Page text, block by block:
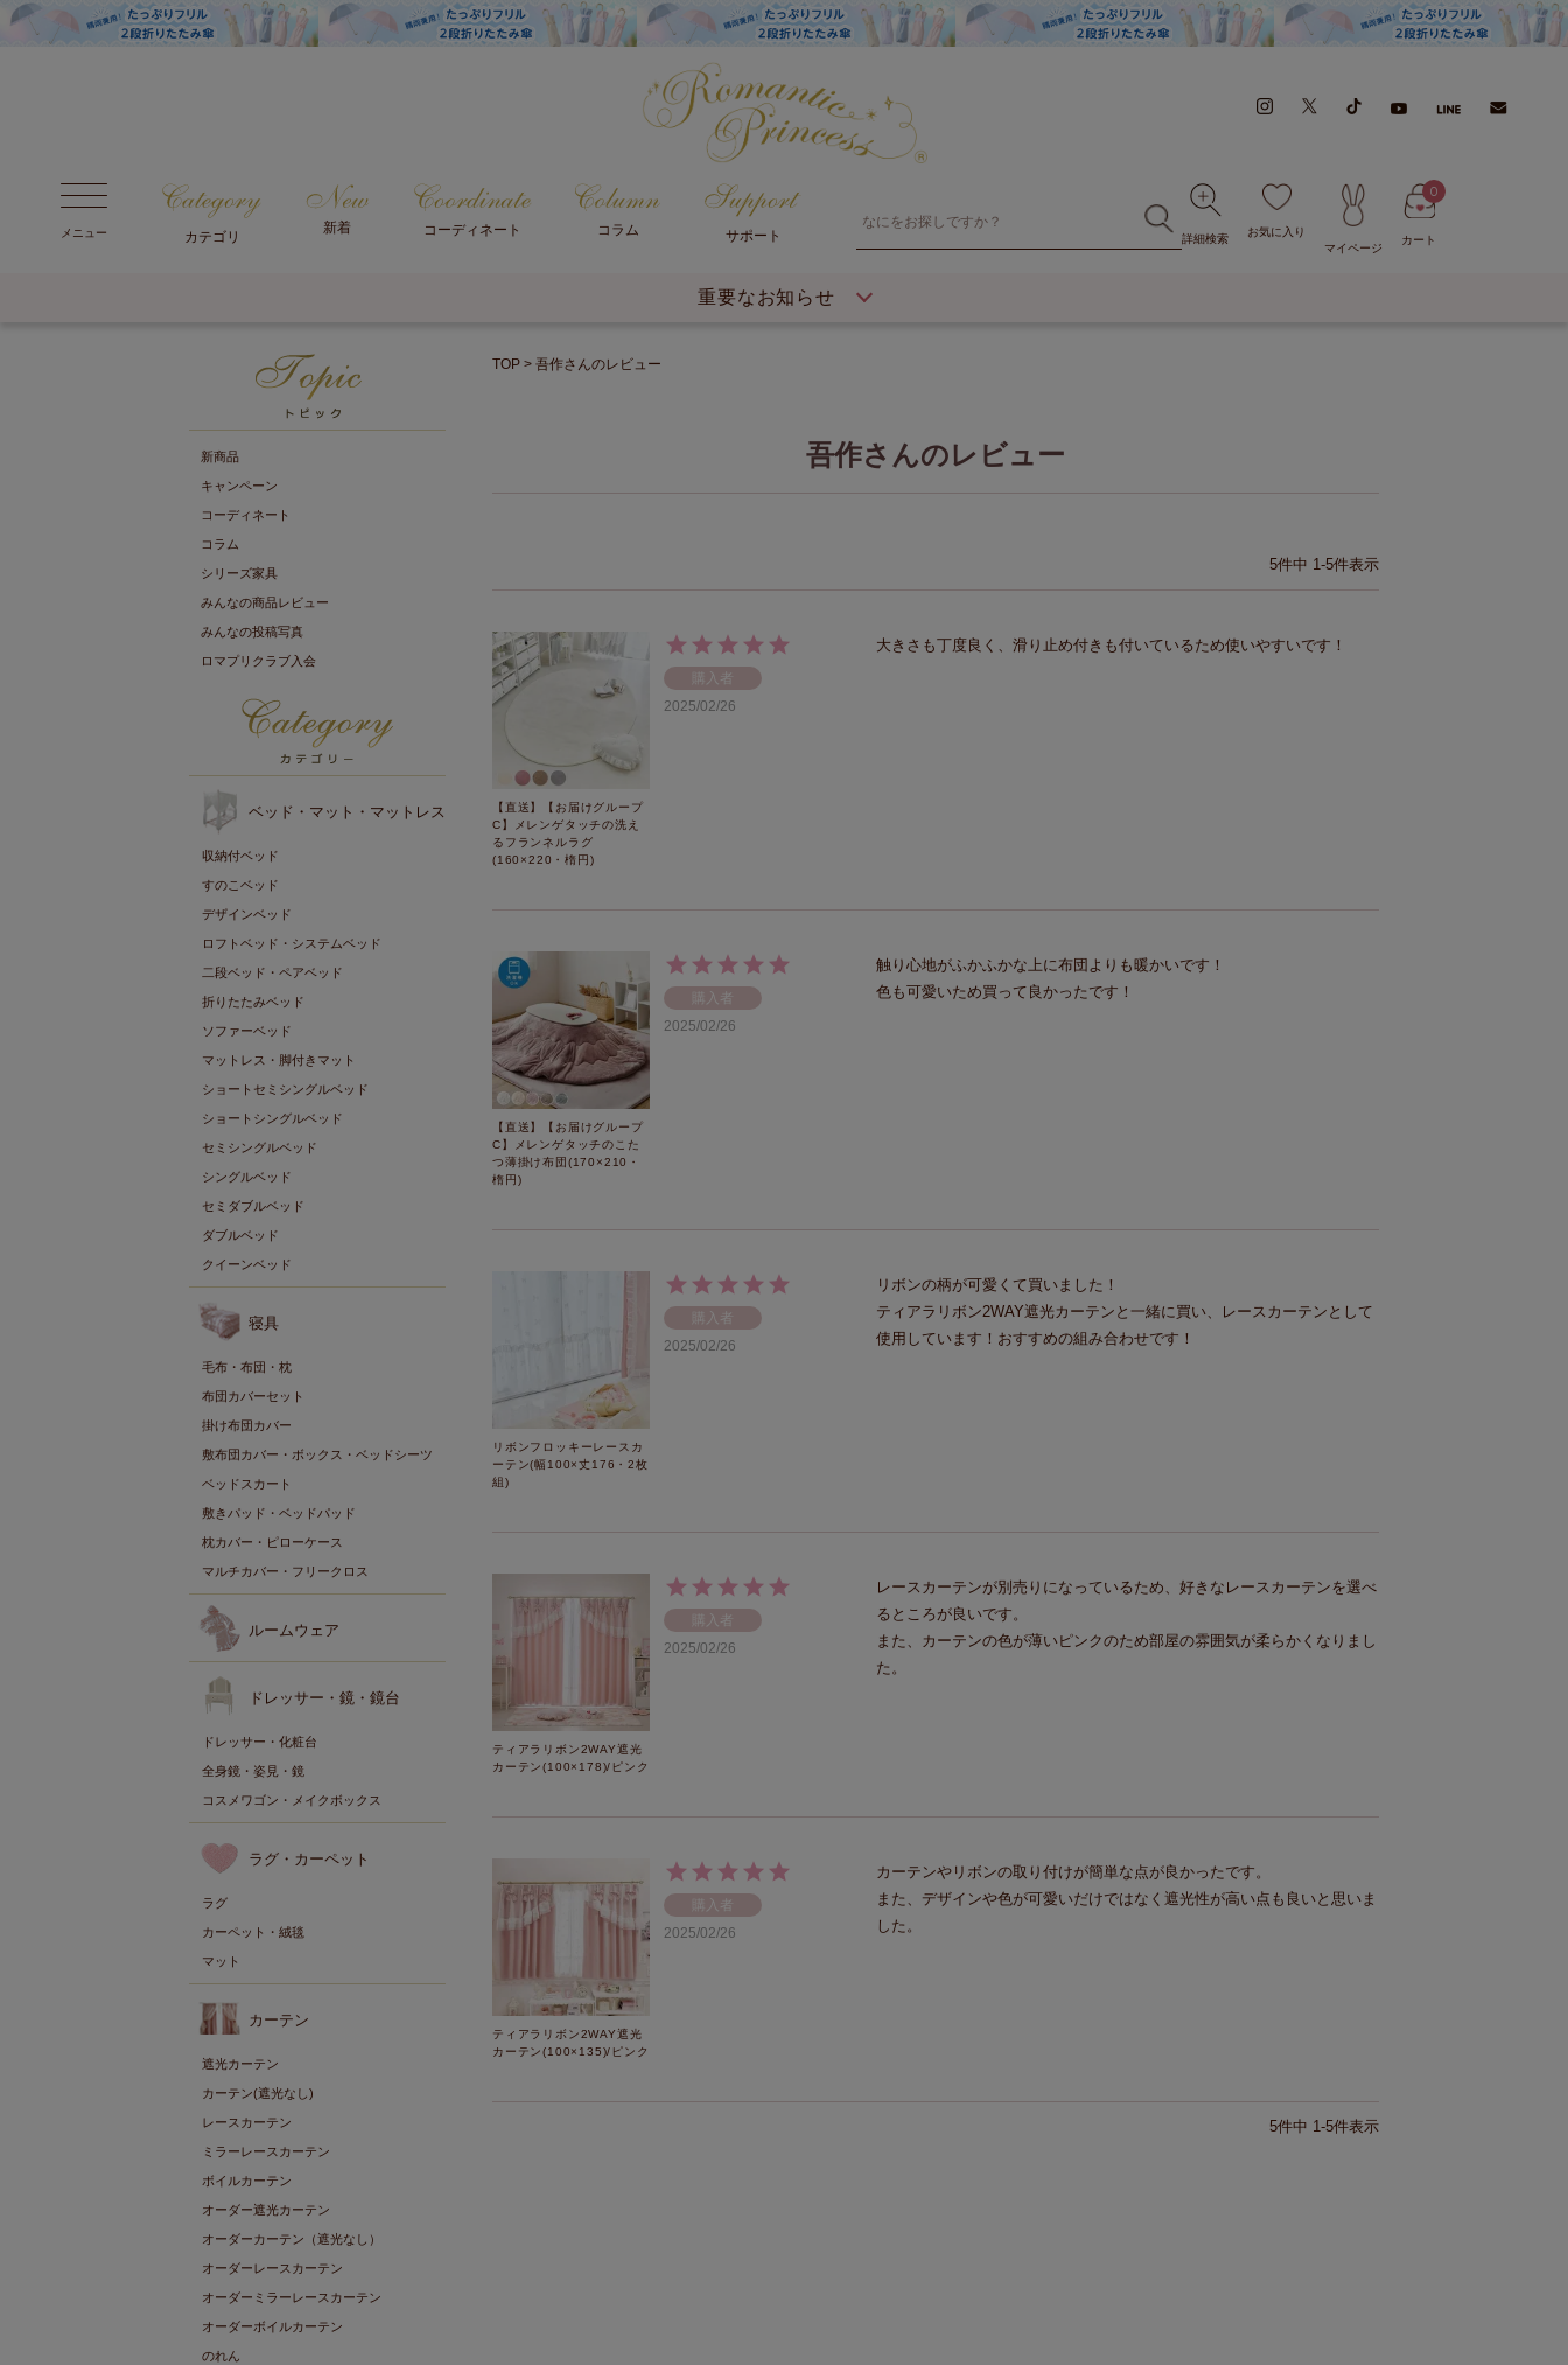
メニュー カテゴリ
新着 コーディネート コラム サポート 詳細検索
お気に入り
マイページ
カート
0
重要なお知らせ
新商品
キャンペーン
コーディネート
コラム
シリーズ家具
みんなの商品レビュー
みんなの投稿写真
ロマプリクラブ入会
ベッド・マット・マットレス
収納付ベッド
すのこベッド
デザインベッド
ロフトベッド・システムベッド
二段ベッド・ペアベッド
折りたたみベッド
ソファーベッド
マットレス・脚付きマット
ショートセミシングルベッド
ショートシングルベッド
セミシングルベッド
シングルベッド
セミダブルベッド
ダブルベッド
クイーンベッド
寝具
毛布・布団・枕
布団カバーセット
掛け布団カバー
敷布団カバー・ボックス・ベッドシーツ
ベッドスカート
敷きパッド・ベッドパッド
枕カバー・ピローケース
マルチカバー・フリークロス
ルームウェア
ドレッサー・鏡・鏡台
ドレッサー・化粧台
全身鏡・姿見・鏡
コスメワゴン・メイクボックス
ラグ・カーペット
ラグ
カーペット・絨毯
マット
カーテン
遮光カーテン
カーテン(遮光なし)
レースカーテン
ミラーレースカーテン
ボイルカーテン
オーダー遮光カーテン
オーダーカーテン（遮光なし）
オーダーレースカーテン
オーダーミラーレースカーテン
オーダーボイルカーテン
のれん
TOP 吾作さんのレビュー
吾作さんのレビュー
5件中 1-5件表示
【直送】【お届けグループ
C】メレンゲタッチの洗え
るフランネルラグ
(160×220・楕円)
購入者
2025/02/26
大きさも丁度良く、滑り止め付きも付いているため使いやすいです！
【直送】【お届けグループ
C】メレンゲタッチのこた
つ薄掛け布団(170×210・
楕円)
購入者
2025/02/26
触り心地がふかふかな上に布団よりも暖かいです！
色も可愛いため買って良かったです！
リボンフロッキーレースカ
ーテン(幅100×丈176・2枚
組)
購入者
2025/02/26
リボンの柄が可愛くて買いました！
ティアラリボン2WAY遮光カーテンと一緒に買い、レースカーテンとして
使用しています！おすすめの組み合わせです！
ティアラリボン2WAY遮光
カーテン(100×178)/ピンク
購入者
2025/02/26
レースカーテンが別売りになっているため、好きなレースカーテンを選べ
るところが良いです。
また、カーテンの色が薄いピンクのため部屋の雰囲気が柔らかくなりまし
た。
ティアラリボン2WAY遮光
カーテン(100×135)/ピンク
購入者
2025/02/26
カーテンやリボンの取り付けが簡単な点が良かったです。
また、デザインや色が可愛いだけではなく遮光性が高い点も良いと思いま
した。
5件中 1-5件表示